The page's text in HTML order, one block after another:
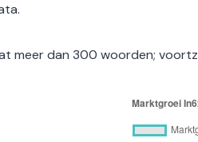
meer dan 300 woorden;